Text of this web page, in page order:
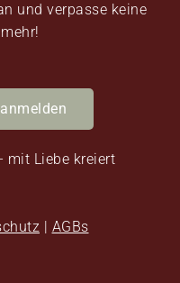
und verpasse keine
mit Liebe kreiert
| AGBs